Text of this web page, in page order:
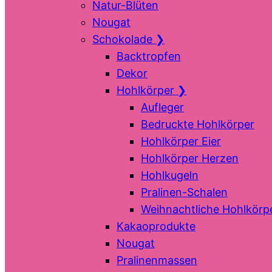
Natur-Blüten
Nougat
Schokolade ❯
Backtropfen
Dekor
Hohlkörper ❯
Aufleger
Bedruckte Hohlkörper
Hohlkörper Eier
Hohlkörper Herzen
Hohlkugeln
Pralinen-Schalen
Weihnachtliche
Kakaoprodukte
Nougat
Pralinenmassen